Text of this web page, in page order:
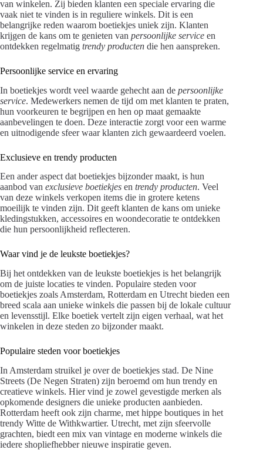
van winkelen. Zij bieden klanten een speciale ervaring die
vaak niet te vinden is in reguliere winkels. Dit is een
belangrijke reden waarom boetiekjes uniek zijn. Klanten
krijgen de kans om te genieten van persoonlijke service en
ontdekken regelmatig trendy producten die hen aanspreken.
Persoonlijke service en ervaring
In boetiekjes wordt veel waarde gehecht aan de persoonlijke
service. Medewerkers nemen de tijd om met klanten te praten,
hun voorkeuren te begrijpen en hen op maat gemaakte
aanbevelingen te doen. Deze interactie zorgt voor een warme
en uitnodigende sfeer waar klanten zich gewaardeerd voelen.
Exclusieve en trendy producten
Een ander aspect dat boetiekjes bijzonder maakt, is hun
aanbod van exclusieve boetiekjes en trendy producten. Veel
van deze winkels verkopen items die in grotere ketens
moeilijk te vinden zijn. Dit geeft klanten de kans om unieke
kledingstukken, accessoires en woondecoratie te ontdekken
die hun persoonlijkheid reflecteren.
Waar vind je de leukste boetiekjes?
Bij het ontdekken van de leukste boetiekjes is het belangrijk
om de juiste locaties te vinden. Populaire steden voor
boetiekjes zoals Amsterdam, Rotterdam en Utrecht bieden een
breed scala aan unieke winkels die passen bij de lokale cultuur
en levensstijl. Elke boetiek vertelt zijn eigen verhaal, wat het
winkelen in deze steden zo bijzonder maakt.
Populaire steden voor boetiekjes
In Amsterdam struikel je over de boetiekjes stad. De Nine
Streets (De Negen Straten) zijn beroemd om hun trendy en
creatieve winkels. Hier vind je zowel gevestigde merken als
opkomende designers die unieke producten aanbieden.
Rotterdam heeft ook zijn charme, met hippe boutiques in het
trendy Witte de Withkwartier. Utrecht, met zijn sfeervolle
grachten, biedt een mix van vintage en moderne winkels die
iedere shopliefhebber nieuwe inspiratie geven.